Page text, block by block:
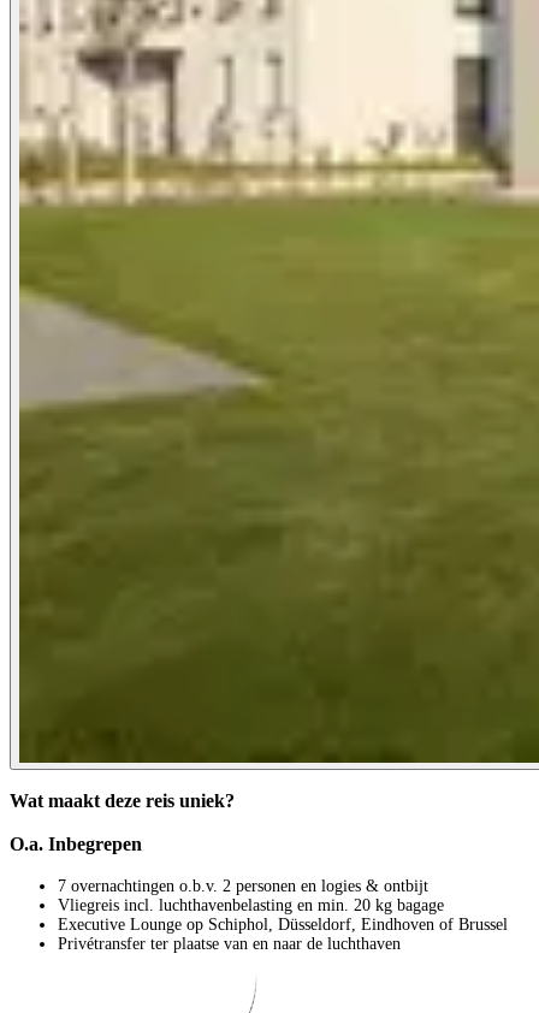
Wat maakt deze reis uniek?
O.a. Inbegrepen
7 overnachtingen o.b.v. 2 personen en logies & ontbijt
Vliegreis incl. luchthavenbelasting en min. 20 kg bagage
Executive Lounge op Schiphol, Düsseldorf, Eindhoven of Brussel
Privétransfer ter plaatse van en naar de luchthaven